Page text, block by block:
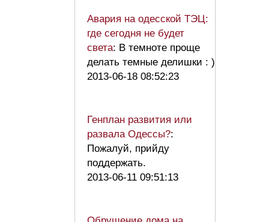
Авария на одесской ТЭЦ:
где сегодня не будет
света: В темноте проще
делать темные делишки : )
2013-06-18 08:52:23
Генплан развития или
развала Одессы?:
Пожалуй, прийду
поддержать.
2013-06-11 09:51:13